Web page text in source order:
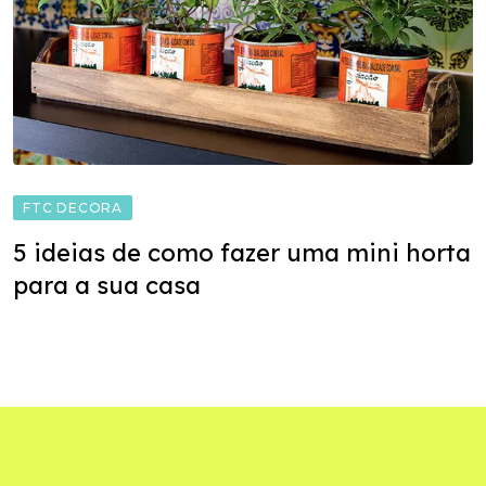
FTC DECORA
5 ideias de como fazer uma mini horta
para a sua casa